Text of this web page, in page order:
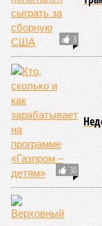
12:26
Власти
мигрантов
Новости smi2.ru